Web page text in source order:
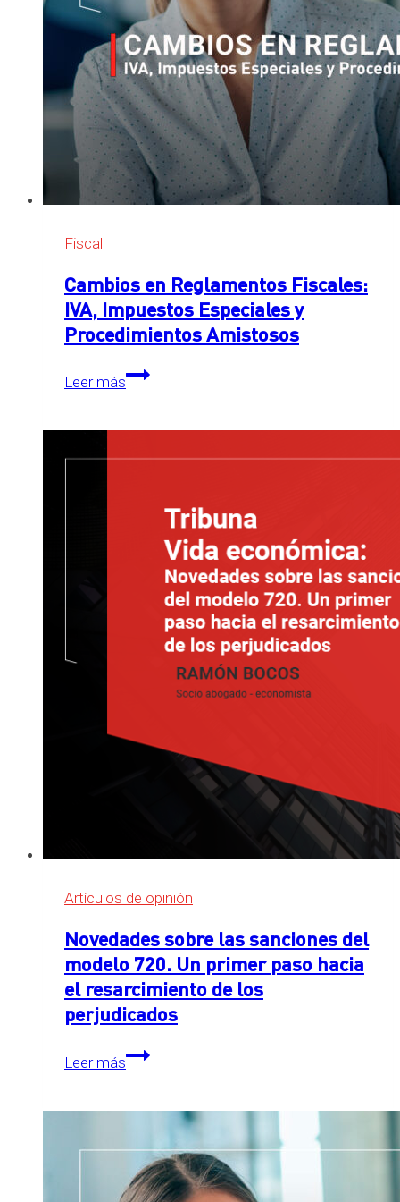
Fiscal
Cambios en Reglamentos Fiscales:
IVA, Impuestos Especiales y
Procedimientos Amistosos
Leer más
Cambios
en
IVA,
Especiales
Procedimientos
Amistosos
Artículos de opinión
Novedades sobre las sanciones del
modelo 720. Un primer paso hacia
el resarcimiento de los
perjudicados
Leer más
Novedades
sobre
sanciones
modelo
720.